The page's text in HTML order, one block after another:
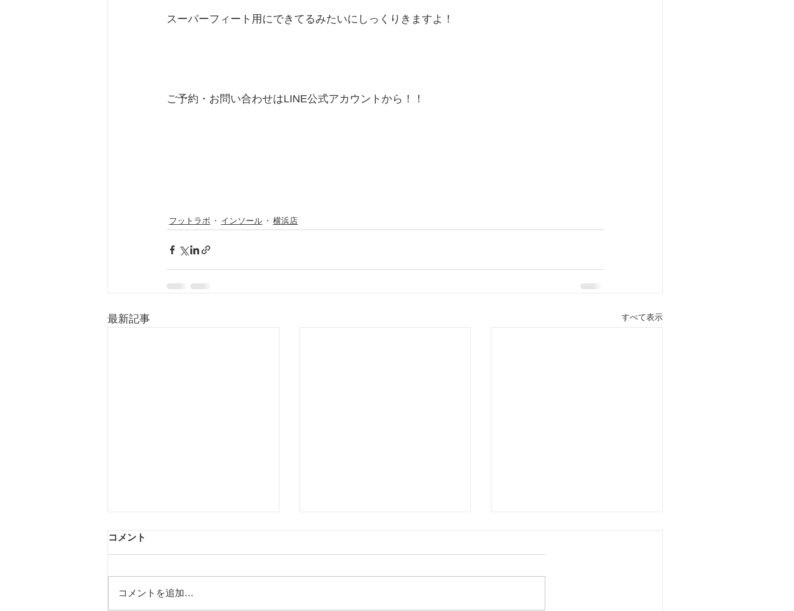
スーパーフィート用にできてるみたいにしっくりきますよ！
ご予約・お問い合わせはLINE公式アカウントから！！
フットラボ インソール 横浜店
最新記事 すべて表示
コメント
コメントを追加…